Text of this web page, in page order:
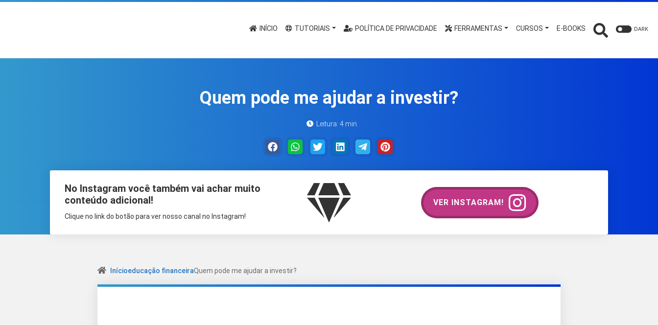
INÍCIO TUTORIAIS POLÍTICA DE PRIVACIDADE FERRAMENTAS CURSOS E-BOOKS DARK
Quem pode me ajudar a investir?
Leitura: 4 min
No Instagram você também vai achar muito
conteúdo adicional!
Clique no link do botão para ver nosso canal no Instagram!
VER INSTAGRAM!
Inícioeducação financeiraQuem pode me ajudar a investir?